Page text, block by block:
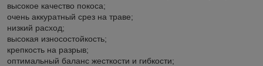
высокое качество покоса;
очень аккуратный срез на траве;
низкий расход;
высокая износостойкость;
крепкость на разрыв;
оптимальный баланс жесткости и гибкости;